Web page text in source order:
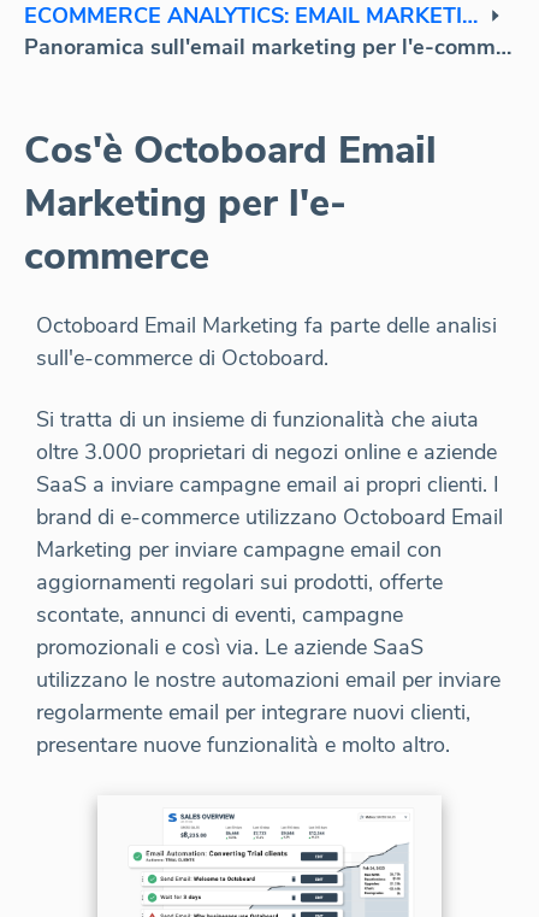
ECOMMERCE ANALYTICS: EMAIL MARKETING
Panoramica sull'email marketing per l'e-commerce
Cos'è Octoboard Email
Marketing per l'e-
commerce
Octoboard Email Marketing fa parte delle analisi
sull'e-commerce di Octoboard.
Si tratta di un insieme di funzionalità che aiuta
oltre 3.000 proprietari di negozi online e aziende
SaaS a inviare campagne email ai propri clienti. I
brand di e-commerce utilizzano Octoboard Email
Marketing per inviare campagne email con
aggiornamenti regolari sui prodotti, offerte
scontate, annunci di eventi, campagne
promozionali e così via. Le aziende SaaS
utilizzano le nostre automazioni email per inviare
regolarmente email per integrare nuovi clienti,
presentare nuove funzionalità e molto altro.